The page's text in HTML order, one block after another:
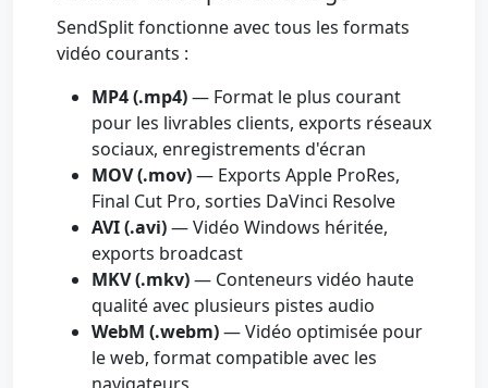
SendSplit fonctionne avec tous les formats
vidéo courants :
MP4 (.mp4)— Format le plus courant
pour les livrables clients, exports réseaux
sociaux, enregistrements d'écran
MOV (.mov)— Exports Apple ProRes,
Final Cut Pro, sorties DaVinci Resolve
AVI (.avi)— Vidéo Windows héritée,
exports broadcast
MKV (.mkv)— Conteneurs vidéo haute
qualité avec plusieurs pistes audio
WebM (.webm)— Vidéo optimisée pour
le web, format compatible avec les